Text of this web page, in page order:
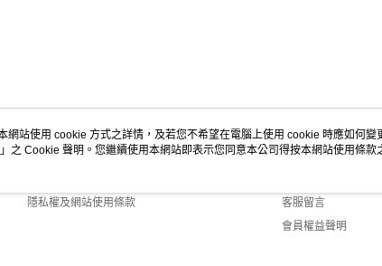
關於我們
隱私權及網站使用條款
客服資訊
客服留言
會員權益聲明
網站使用 cookie 方式之詳情，及若您不希望在電腦上使用 cookie 時應如何變
」之 Cookie 聲明。您繼續使用本網站即表示您同意本公司得按本網站使用條款